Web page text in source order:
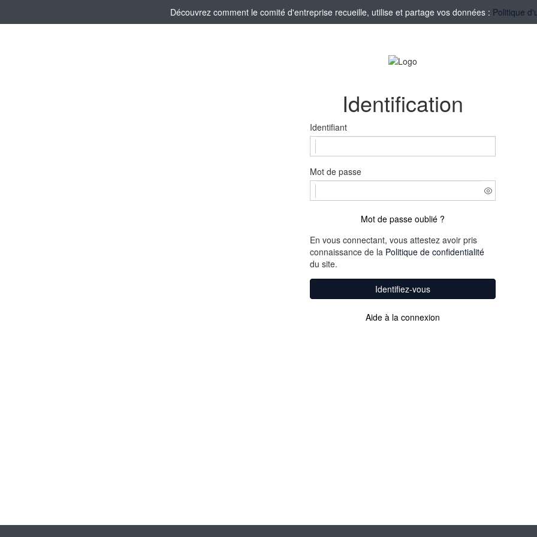
Découvrez comment le comité d'entreprise recueille, utilise et partage vos données : Politique
Identification
Identifiant
Mot de passe
Mot de passe oublié ?
En vous connectant, vous attestez avoir pris
connaissance de la Politique de confidentialité
du site.
Identifiez-vous
Aide à la connexion